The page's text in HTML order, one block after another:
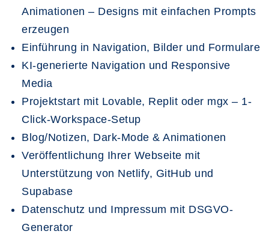
Animationen – Designs mit einfachen Prompts
erzeugen
Einführung in Navigation, Bilder und Formulare
KI-generierte Navigation und Responsive
Media
Projektstart mit Lovable, Replit oder mgx – 1-
Click-Workspace-Setup
Blog/Notizen, Dark-Mode & Animationen
Veröffentlichung Ihrer Webseite mit
Unterstützung von Netlify, GitHub und
Supabase
Datenschutz und Impressum mit DSGVO-
Generator